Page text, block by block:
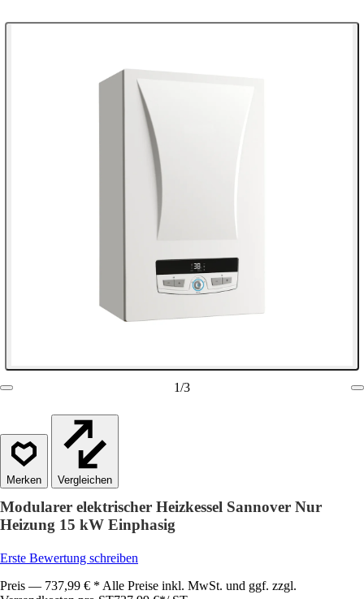
1/3
Vergleichen
Modularer elektrischer Heizkessel Sannover Nur
Heizung 15 kW Einphasig
Erste Bewertung schreiben
Preis — 737,99 € * Alle Preise inkl. MwSt. und ggf. zzgl.